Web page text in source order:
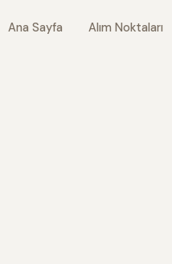
Ana Sayfa Alım Noktaları